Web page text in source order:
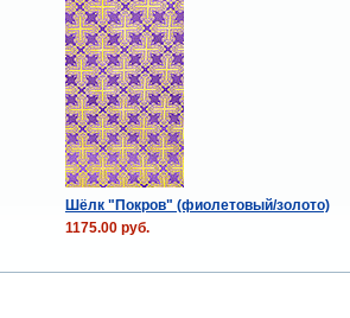
Шёлк "Покров" (фиолетовый/золото)
1175.00 руб.